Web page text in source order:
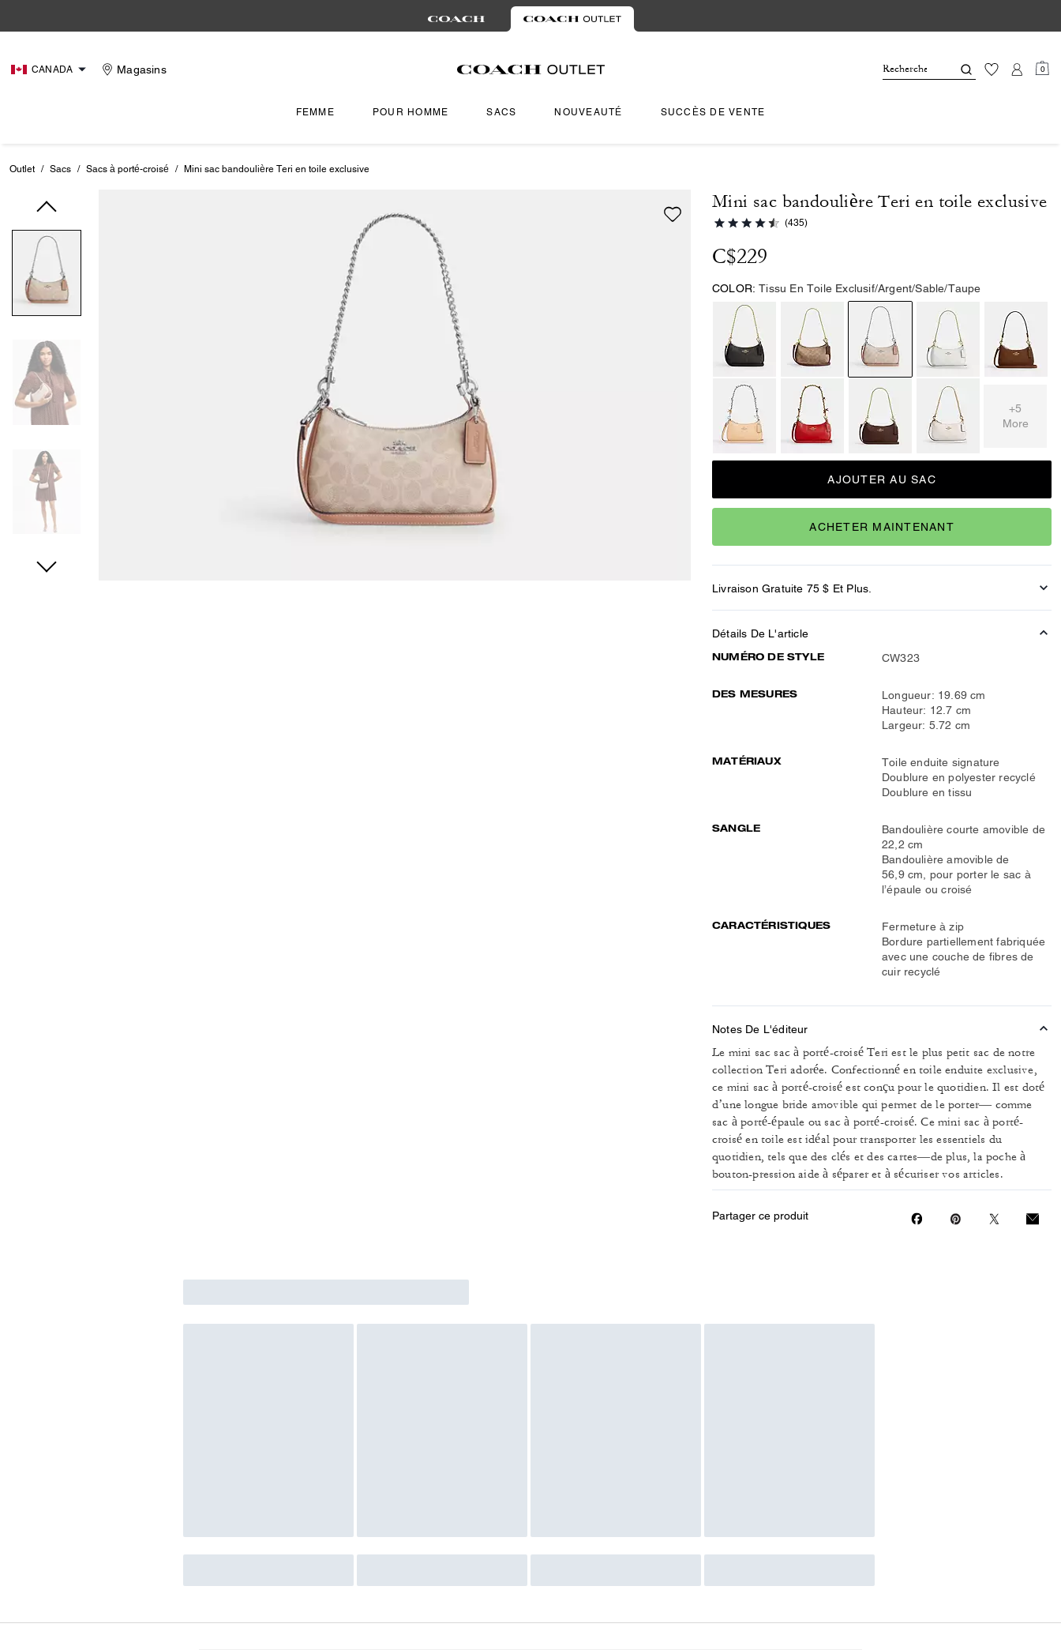
CANADA Magasins 0
FEMME POUR HOMME SACS NOUVEAUTÉ SUCCÈS DE VENTE
Outlet / Sacs / Sacs à porté-croisé / Mini sac bandoulière Teri en toile exclusive
Mini sac bandoulière Teri en toile exclusive
(435)
C$229
COLOR: Tissu En Toile Exclusif/Argent/Sable/Taupe
+5
More
AJOUTER AU SAC
ACHETER MAINTENANT
Livraison Gratuite 75 $ Et Plus.
Détails De L'article
NUMÉRO DE STYLE CW323
DES MESURES
Longueur: 19.69 cm
Hauteur: 12.7 cm
Largeur: 5.72 cm
MATÉRIAUX
Toile enduite signature
Doublure en polyester recyclé
Doublure en tissu
SANGLE
Bandoulière courte amovible de
22,2 cm
Bandoulière amovible de
56,9 cm, pour porter le sac à
l’épaule ou croisé
CARACTÉRISTIQUES
Fermeture à zip
Bordure partiellement fabriquée
avec une couche de fibres de
cuir recyclé
Notes De L'éditeur
Le mini sac sac à porté-croisé Teri est le plus petit sac de notre
collection Teri adorée. Confectionné en toile enduite exclusive,
ce mini sac à porté-croisé est conçu pour le quotidien. Il est doté
d’une longue bride amovible qui permet de le porter— comme
sac à porté-épaule ou sac à porté-croisé. Ce mini sac à porté-
croisé en toile est idéal pour transporter les essentiels du
quotidien, tels que des clés et des cartes—de plus, la poche à
bouton-pression aide à séparer et à sécuriser vos articles.
Partager ce produit